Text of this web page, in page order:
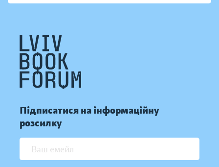
Підписатися на інформаційну
розсилку